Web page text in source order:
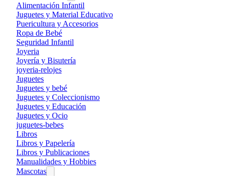
Alimentación Infantil
Juguetes y Material Educativo
Puericultura y Accesorios
Ropa de Bebé
Seguridad Infantil
Joyeria
Joyería y Bisutería
joyeria-relojes
Juguetes
Juguetes y bebé
Juguetes y Coleccionismo
Juguetes y Educación
Juguetes y Ocio
juguetes-bebes
Libros
Libros y Papelería
Libros y Publicaciones
Manualidades y Hobbies
Mascotas